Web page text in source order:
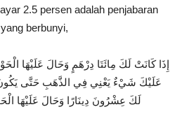
2.5 persen adalah penjabaran
berbunyi,
إِذَا كَانَتْ لَكَ مِائَتَا دِرْهَمٍ وَحَالَ عَلَيْهَا
عَلَيْكَ شَيْءٌ يَعْنِي فِي الذَّهَبِ حَتَّى يَكُونَ
لَكَ عِشْرُونَ دِينَارًا وَحَالَ عَلَيْهَا